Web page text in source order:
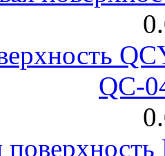
QC-